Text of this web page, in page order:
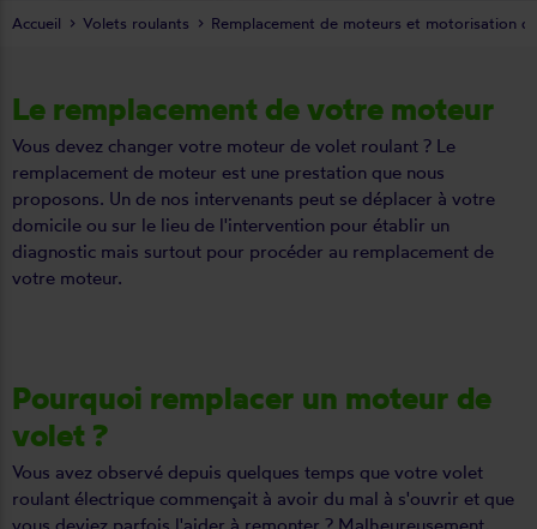
Le remplacement de votre moteur
Vous devez changer votre moteur de volet roulant ? Le
remplacement de moteur est une prestation que nous
proposons. Un de nos intervenants peut se déplacer à votre
domicile ou sur le lieu de l'intervention pour établir un
diagnostic mais surtout pour procéder au remplacement de
votre moteur.
Pourquoi remplacer un moteur de
volet ?
Vous avez observé depuis quelques temps que votre volet
roulant électrique commençait à avoir du mal à s'ouvrir et que
Accueil Volets roulants Remplacement de moteurs et motorisation